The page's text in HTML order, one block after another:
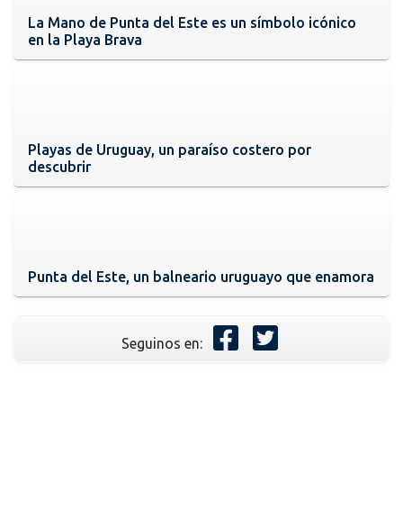
La Mano de Punta del Este es un símbolo icónico
en la Playa Brava
Playas de Uruguay, un paraíso costero por
descubrir
Punta del Este, un balneario uruguayo que enamora
Seguinos en: